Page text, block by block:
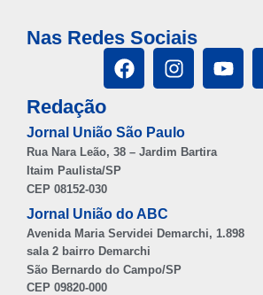
Nas Redes Sociais
Redação
Jornal União São Paulo
Rua Nara Leão, 38 – Jardim Bartira
Itaim Paulista/SP
CEP 08152-030
Jornal União do ABC
Avenida Maria Servidei Demarchi, 1.898
sala 2 bairro Demarchi
São Bernardo do Campo/SP
CEP 09820-000